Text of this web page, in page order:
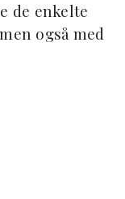
de enkelte
også med